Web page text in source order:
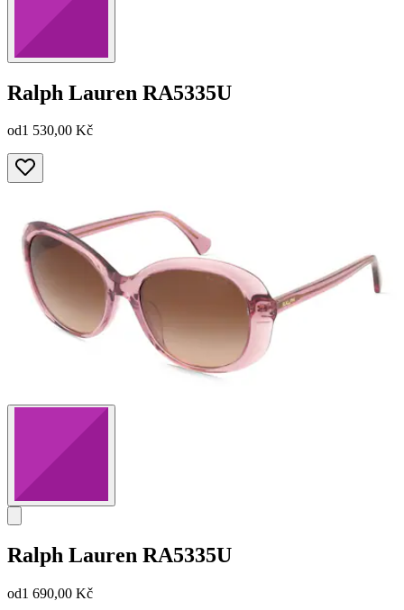
Ralph Lauren RA5335U
od1 530,00 Kč
Ralph Lauren RA5335U
od1 690,00 Kč